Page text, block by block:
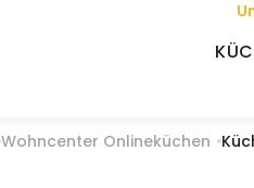
Wohncenter Onlineküchen